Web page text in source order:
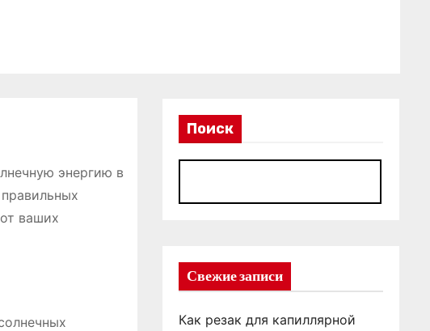
энергию в
ваших
Поиск
Свежие записи
Как резак для капиллярной